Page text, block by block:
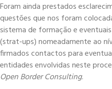
Foram ainda prestados
questões que nos foram
sistema de formação e
(strat-ups) nomeadamente ao
firmados contactos para
entidades envolvidas neste
Open Border Consulting.